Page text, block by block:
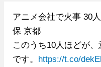
アニメ会社で火事 30
保 京都
このうち10人ほどが
です。
https://t.co/